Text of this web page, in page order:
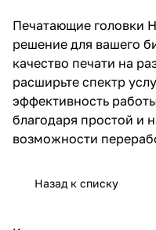
Печатающие головки
решение для вашего
качество печати на
расширьте спектр
эффективность
благодаря простой и
возможности
Назад к списку